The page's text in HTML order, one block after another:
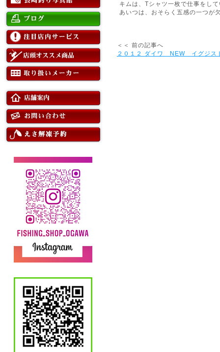
キムは、Tシャツ一枚で仕事をし
あいつは、おそらく五感の一つが
＜＜ 前の記事へ
２０１２ ダイワ NEW イグジス